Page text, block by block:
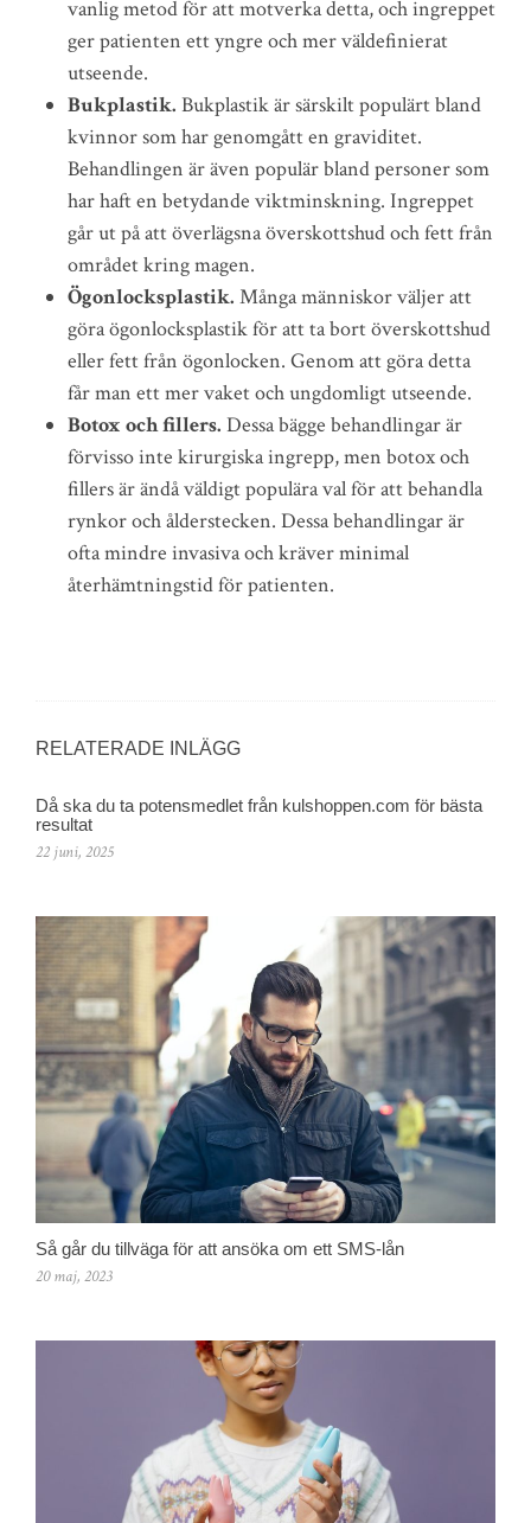
vanlig metod för att motverka detta, och ingreppet
ger patienten ett yngre och mer väldefinierat
utseende.
Bukplastik. Bukplastik är särskilt populärt bland
kvinnor som har genomgått en graviditet.
Behandlingen är även populär bland personer som
har haft en betydande viktminskning. Ingreppet
går ut på att överlägsna överskottshud och fett från
området kring magen.
Ögonlocksplastik. Många människor väljer att
göra ögonlocksplastik för att ta bort överskottshud
eller fett från ögonlocken. Genom att göra detta
får man ett mer vaket och ungdomligt utseende.
Botox och fillers. Dessa bägge behandlingar är
förvisso inte kirurgiska ingrepp, men botox och
fillers är ändå väldigt populära val för att behandla
rynkor och ålderstecken. Dessa behandlingar är
ofta mindre invasiva och kräver minimal
återhämtningstid för patienten.
RELATERADE INLÄGG
Då ska du ta potensmedlet från kulshoppen.com för bästa
resultat
22 juni, 2025
Så går du tillväga för att ansöka om ett SMS-lån
20 maj, 2023